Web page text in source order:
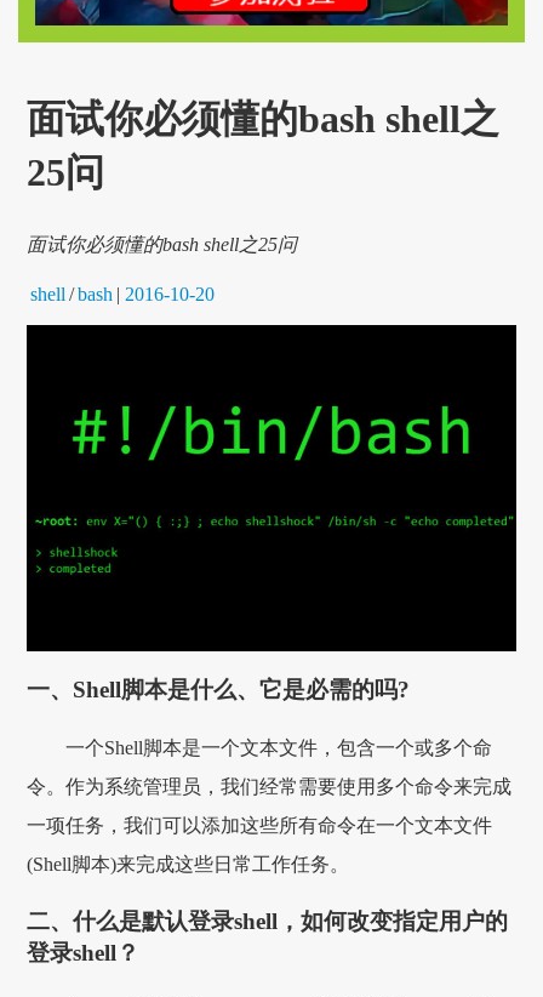
面试你必须懂的bash shell之
25问
面试你必须懂的bash shell之25问
shell /bash | 2016-10-20
一、Shell脚本是什么、它是必需的吗?
一个Shell脚本是一个文本文件，包含一个或多个命
令。作为系统管理员，我们经常需要使用多个命令来完成
一项任务，我们可以添加这些所有命令在一个文本文件
(Shell脚本)来完成这些日常工作任务。
二、什么是默认登录shell，如何改变指定用户的
登录shell？